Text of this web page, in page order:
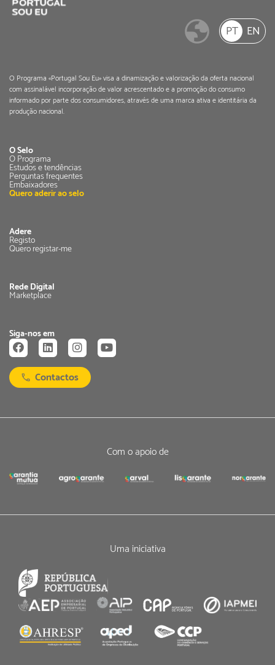
PT EN
O Programa «Portugal Sou Eu» visa a dinamização e valorização da oferta nacional
com assinalável incorporação de valor acrescentado e a promoção do consumo
informado por parte dos consumidores, através de uma marca ativa e identitária da
produção nacional.
O Selo
O Programa
Estudos e tendências
Perguntas frequentes
Embaixadores
Quero aderir ao selo
Adere
Registo
Quero registar-me
Rede Digital
Marketplace
Siga-nos em
Contactos
Com o apoio de
Uma iniciativa